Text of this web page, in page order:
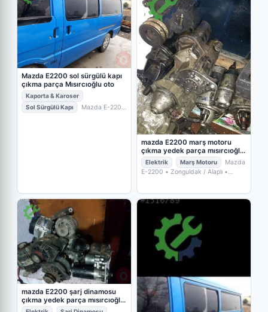
Mazda E2200 sol sürgülü kapı
çıkma parça Mısırcıoğlu oto
Kaporta & Karoser
Sol Sürgülü Kapı
Mazda E-2200
mazda E2200 marş motoru
çıkma yedek parça mısırcıoğlu
otoElektrik Marş Motoru
Mazda
E-2200 • Zonguldak / Alaplı •
mazda E2200 şarj dinamosu
çıkma yedek parça mısırcıoğlu
oto